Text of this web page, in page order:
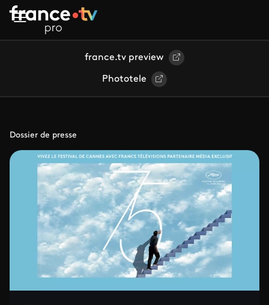
Aller au contenu principal
france.tv preview
Phototele
Dossier de presse